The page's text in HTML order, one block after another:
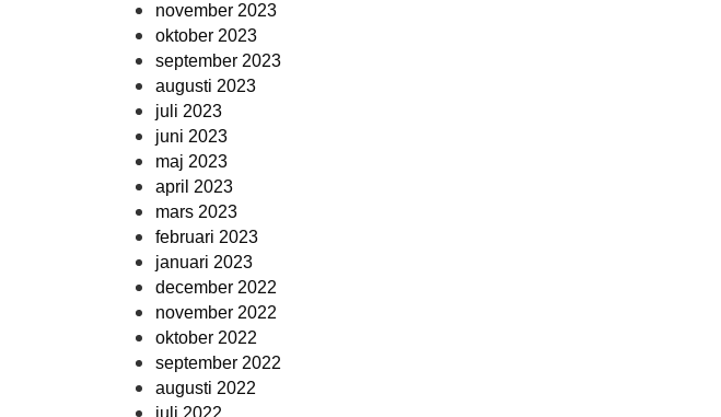
november 2023
oktober 2023
september 2023
augusti 2023
juli 2023
juni 2023
maj 2023
april 2023
mars 2023
februari 2023
januari 2023
december 2022
november 2022
oktober 2022
september 2022
augusti 2022
juli 2022